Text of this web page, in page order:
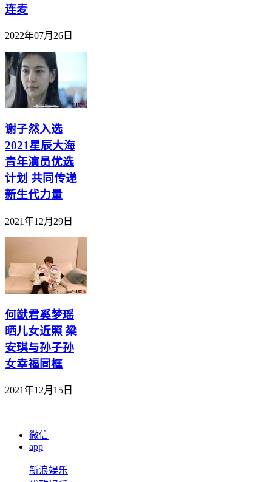
连麦
2022年07月26日
谢子然入选
2021星辰大海
青年演员优选
计划 共同传递
新生代力量
2021年12月29日
何猷君奚梦瑶
晒儿女近照 梁
安琪与孙子孙
女幸福同框
2021年12月15日
微信
app
新浪娱乐